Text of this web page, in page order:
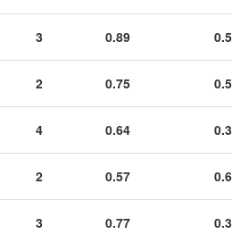
3 0.89
2 0.75
4 0.64
2 0.57
3 0.77